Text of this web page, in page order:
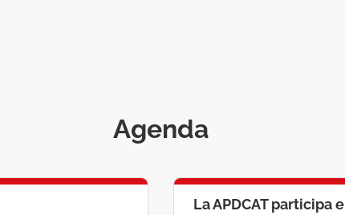
Agenda
La APDCAT participa